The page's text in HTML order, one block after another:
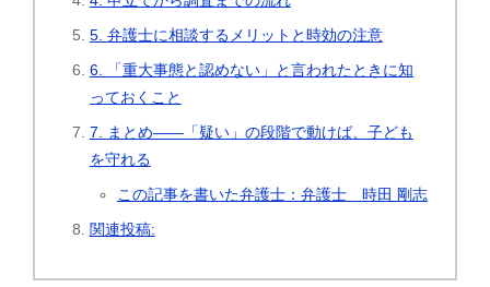
5. 弁護士に相談するメリットと時効の注意
6. 「重大事態と認めない」と言われたときに知
っておくこと
7. まとめ――「疑い」の段階で動けば、子ども
を守れる
この記事を書いた弁護士：弁護士 時田 剛志
関連投稿: